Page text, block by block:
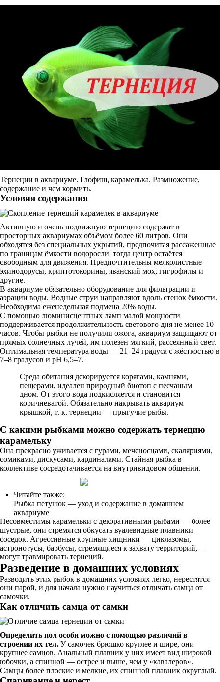
Тернеции в аквариуме. Глофиш, карамелька. Размножение,
содержание и чем кормить.
Условия содержания
Активную и очень подвижную тернецию содержат в
просторных аквариумах объёмом более 60 литров. Они
обходятся без специальных укрытий, предпочитая рассаженные
по границам ёмкости водоросли, тогда центр остаётся
свободным для движения. Предпочтительны мелколистные
эхинодорусы, криптотокорины, яванский мох, гигрофилы и
другие.
В аквариуме обязательно оборудование для фильтрации и
аэрации воды. Водные струи направляют вдоль стенок ёмкости.
Необходима еженедельная подмена 20% воды.
С помощью люминисцентных ламп малой мощности
поддерживается продолжительность светового дня не менее 10
часов. Чтобы рыбки не получили ожога, аквариум защищают от
прямых солнечных лучей, им полезен мягкий, рассеянный свет.
Оптимальная температура воды — 21–24 градуса с жёсткостью в
7–8 градусов и рН 6,5–7.
Среда обитания декорируется корягами, камнями,
пещерами, идеален природный биотоп с песчаным
дном. От этого вода подкисляется и становится
коричневатой. Обязательно накрывать аквариум
крышкой, т. к. тернеции — прыгучие рыбы.
С какими рыбками можно содержать тернецию
карамельку
Она прекрасно уживается с гурами, меченосцами, скаляриями,
сомиками, дискусами, кардиналами. Стайная рыбка в
коллективе сосредотачивается на внутривидовом общении.
Читайте также:
Рыбка петушок — уход и содержание в домашнем
аквариуме
Несовместимы карамельки с декоративными рыбами — более
шустрые, они стремятся обкусать вуалевидные плавники
соседок. Агрессивные крупные хищники — циклазомы,
астронотусы, барбусы, стремящиеся к захвату территорий, —
могут травмировать тернеций.
Разведение в домашних условиях
Разводить этих рыбок в домашних условиях легко, нерестятся
они парой, и для начала нужно научиться отличать самца от
самочки.
Как отличить самца от самки
Определить пол особи можно с помощью различий в
строении их тел. У самочек брюшко круглее и шире, они
крупнее самцов. Анальный плавник у них имеет вид широкой
юбочки, а спинной — острее и выше, чем у «кавалеров».
Самцы более плоские и мелкие, их спинной плавник округлый.